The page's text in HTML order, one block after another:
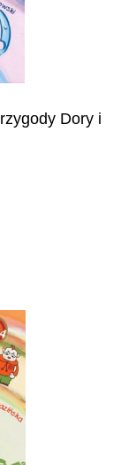
Dory i